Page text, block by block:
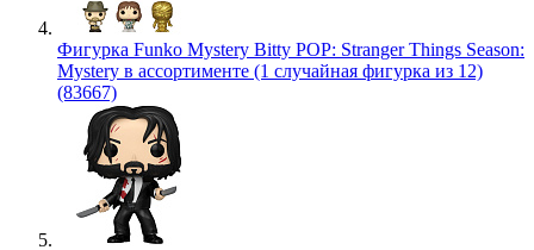
Фигурка Funko Mystery Bitty POP: Stranger Things Season:
Mystery в ассортименте (1 случайная фигурка из 12)
(83667)